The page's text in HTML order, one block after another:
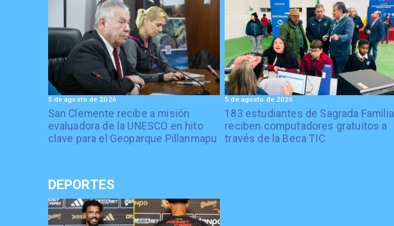
San Clemente recibe a misión
evaluadora de la UNESCO en hito
clave para el Geoparque Pillanmapu
5 de agosto de 2026
183 estudiantes de Sagrada Familia
reciben computadores gratuitos a
través de la Beca TIC
5 de agosto de 2026
DEPORTES